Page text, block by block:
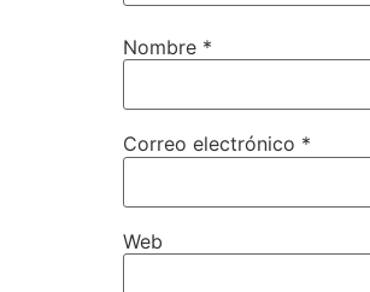
Nombre *
Correo electrónico *
Web